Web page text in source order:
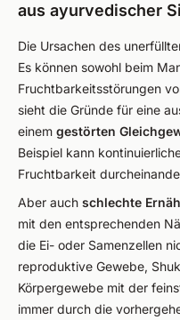
aus ayurvedischer
Die Ursachen des
Es können sowohl beim
Fruchtbarkeitsstörungen
sieht die Gründe für eine
einem gestörten
Beispiel kann
Fruchtbarkeit
Aber auch schlechte
mit den entsprechenden
die Ei- oder Samenzellen
reproduktive Gewebe,
Körpergewebe mit der
immer durch die